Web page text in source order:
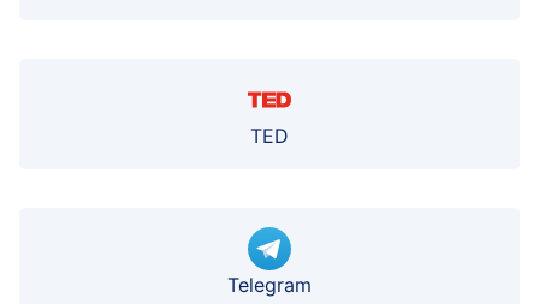
TED
Telegram